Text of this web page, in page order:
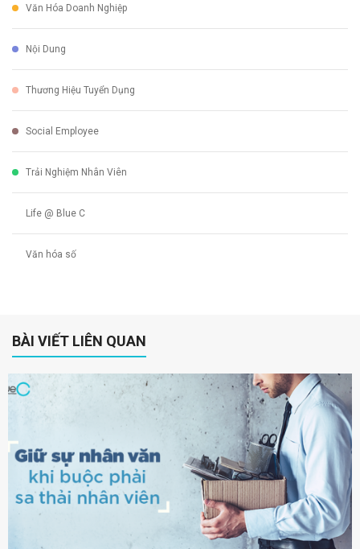
Văn Hóa Doanh Nghiệp
Nội Dung
Thương Hiệu Tuyển Dụng
Social Employee
Trải Nghiệm Nhân Viên
Life @ Blue C
Văn hóa số
BÀI VIẾT LIÊN QUAN